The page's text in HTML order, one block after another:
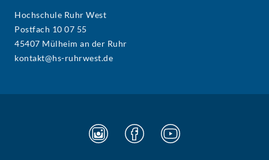
Hochschule Ruhr West
Postfach 10 07 55
45407 Mülheim an der Ruhr
kontakt@hs-ruhrwest.de